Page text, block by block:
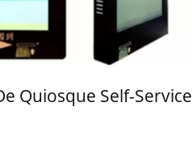
Quiosque Self-Service